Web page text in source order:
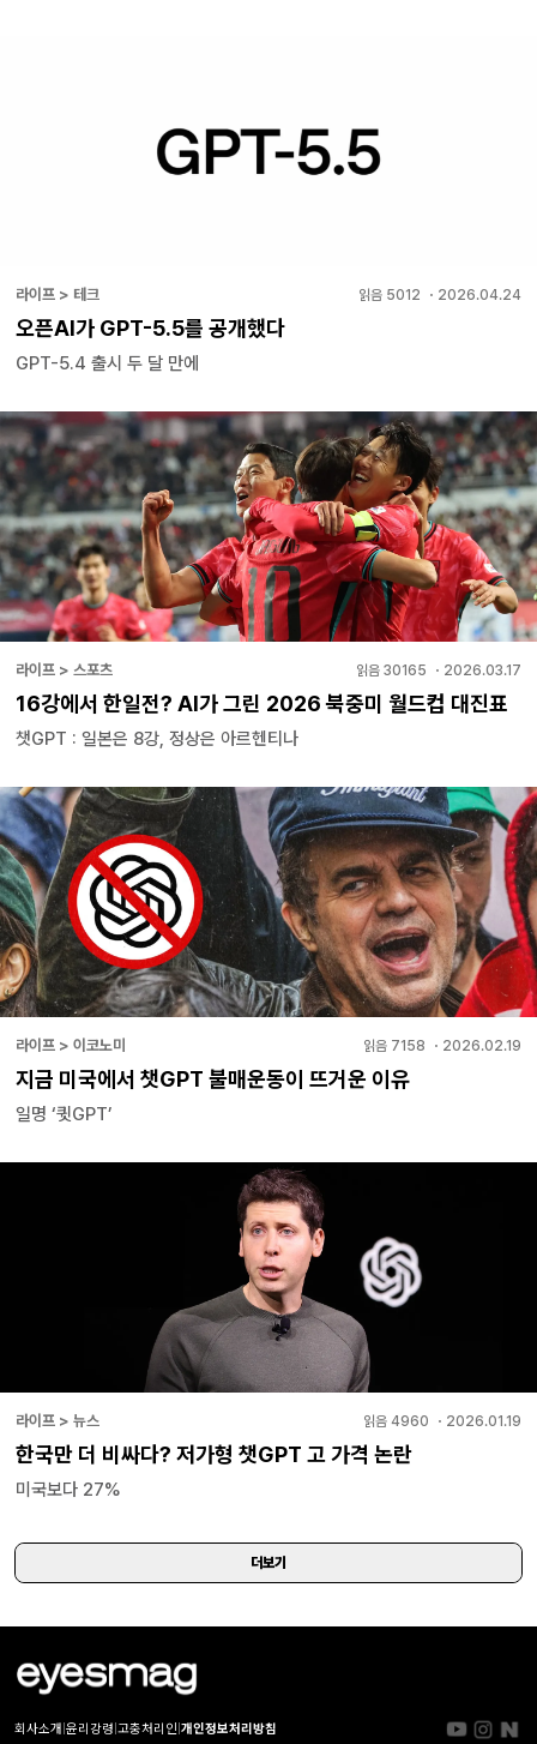
라이프 > 테크 읽음 5012 ・ 2026.04.24
오픈AI가 GPT-5.5를 공개했다
GPT-5.4 출시 두 달 만에
라이프 > 스포츠 읽음 30165 ・ 2026.03.17
16강에서 한일전? AI가 그린 2026 북중미 월드컵 대진표
챗GPT : 일본은 8강, 정상은 아르헨티나
라이프 > 이코노미 읽음 7158 ・ 2026.02.19
지금 미국에서 챗GPT 불매운동이 뜨거운 이유
일명 ‘큇GPT’
라이프 > 뉴스 읽음 4960 ・ 2026.01.19
한국만 더 비싸다? 저가형 챗GPT 고 가격 논란
미국보다 27%
더보기
회사소개 윤리강령 고충처리인 개인정보처리방침